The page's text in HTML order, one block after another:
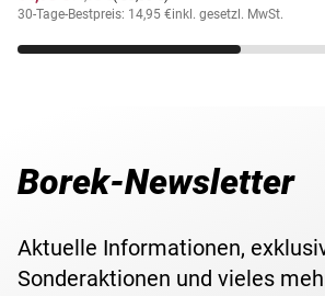
Michel-Nr. 12
30-Tage-Bestpreis: 14,95 €inkl. gesetzl. MwSt.
Borek-Newsletter
Aktuelle Informationen,
Sonderaktionen und vieles